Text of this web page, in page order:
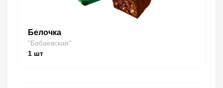
Белочка
"Бабаевская"
1 шт